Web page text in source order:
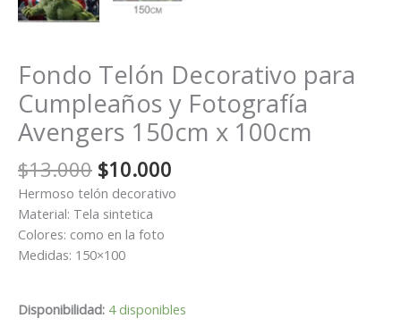
Fondo Telón Decorativo para
Cumpleaños y Fotografía
Avengers 150cm x 100cm
$13.000 El
precio
original
era:
$13.000.
$10.000
precio
Hermoso telón decorativo
Material: Tela sintetica
Colores: como en la foto
Medidas: 150×100
Disponibilidad: 4 disponibles